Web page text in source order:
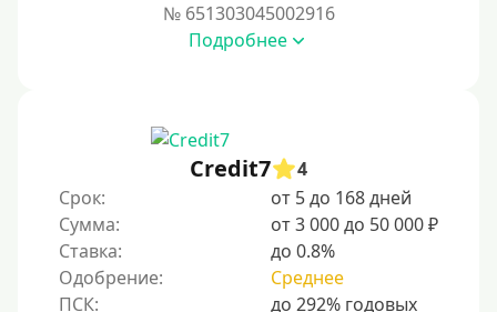
№ 651303045002916
Подробнее
Credit7
4
Срок:
от 5 до 168 дней
Сумма:
от 3 000 до 50 000 ₽
Ставка:
до 0.8%
Одобрение:
Среднее